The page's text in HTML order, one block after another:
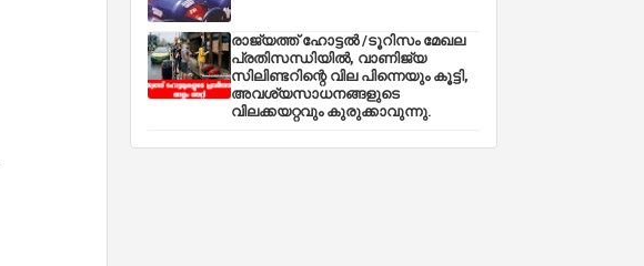
രാജ്യത്ത് ഹോട്ടൽ /ടൂറിസം മേഖല
പ്രതിസന്ധിയിൽ, വാണിജ്യ
സിലിണ്ടറിന്റെ വില പിന്നെയും കൂട്ടി,
അവശ്യസാധനങ്ങളുടെ
വിലക്കയറ്റവും കുരുക്കാവുന്നു.